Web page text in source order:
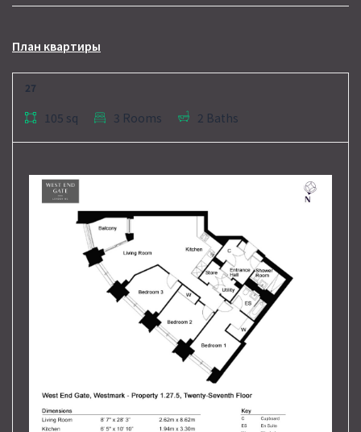
План квартиры
27
105 sq 3 Rooms 2 Baths